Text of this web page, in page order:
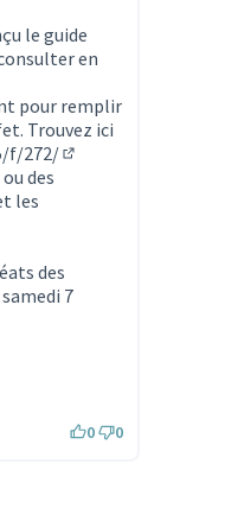
le guide
en
pour remplir
Trouvez ici
f/272/
des
les
des
7
un nouvel onglet)
0 0